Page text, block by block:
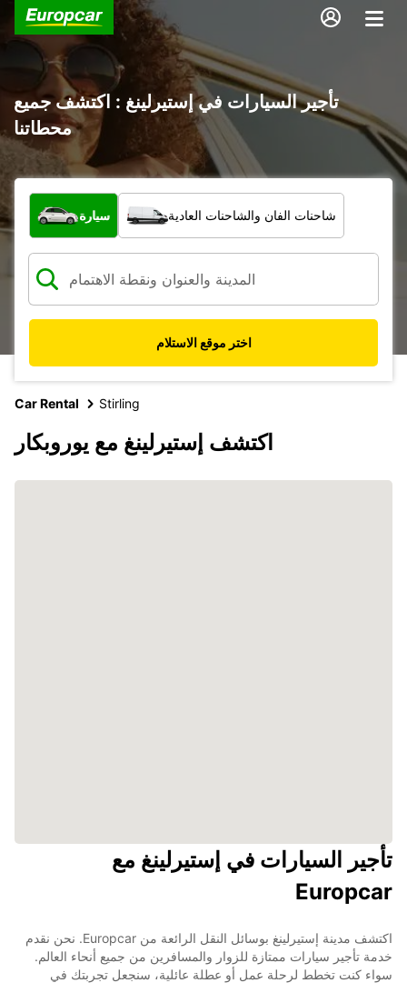
تأجير السيارات في إستيرلينغ : اكتشف جميع
محطاتنا
ما نوع المركبة؟
سيارة شاحنات الفان والشاحنات العادية
اختر موقع الاستلام
Car Rental Stirling
اكتشف إستيرلينغ مع يوروبكار
تأجير السيارات في إستيرلينغ مع
Europcar
اكتشف مدينة إستيرلينغ بوسائل النقل الرائعة من Europcar. نحن نقدم
خدمة تأجير سيارات ممتازة للزوار والمسافرين من جميع أنحاء العالم.
سواء كنت تخطط لرحلة عمل أو عطلة عائلية، سنجعل تجربتك في